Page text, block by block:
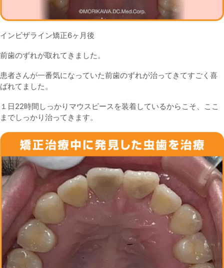
インビザライン矯正6ヶ月後
前歯のずれが取れてきました。
患者さんが一番気になっていた前歯のずれが治ってきてすごく喜
ばれてました。
１日22時間しっかりマウスピースを装着しているからこそ、ここ
までしっかり治ってきます。